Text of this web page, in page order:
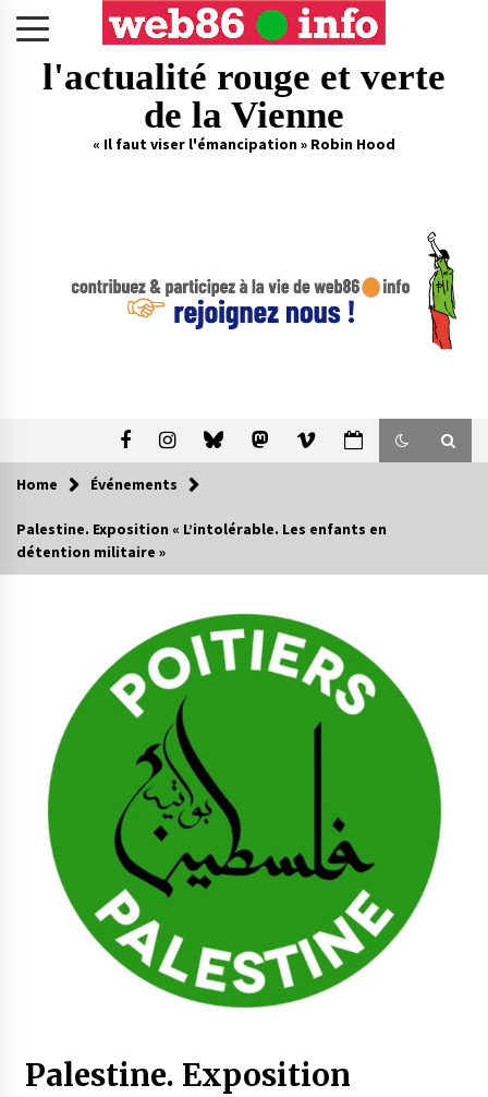
l'actualité rouge et verte
de la Vienne
« Il faut viser l'émancipation » Robin Hood
Home Événements
Palestine. Exposition « L’intolérable. Les enfants en
détention militaire »
Palestine. Exposition